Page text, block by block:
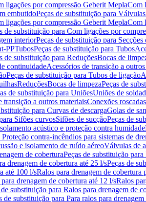
ligações por compressão Geberit MeplaCom
embutidoPeças de substituição para
ligações por compressão Geberit MeplaCom
de substituição para Com ligações por
interiorPeças de substituição para
PPTubosPeças de substituição para Tubos
de substituição para ReduçõesBocas de
continuidadeAcessórios de transição a
Peças de substituição para Tubos de ligação
ReduçõesBocas de limpezaPeças de
de substituição para UniõesUniões de
transição a outros materiaisConexões roscadas
para Curvas de descargaGolas de
Sifões curvosSifões de sucçãoPeças de
acústico e proteção contra humidade
contra-incêndios para sistemas de
e isolamento de ruído aéreoVálvulas de
de coberturaPeças de substituição
drenagem de cobertura até 25 l/sPeças de
até 100 l/sRalos para drenagem de cobertura
drenagem de cobertura até 12 l/sRalos
de substituição para Ralos para drenagem de
de substituição para Para ralos para